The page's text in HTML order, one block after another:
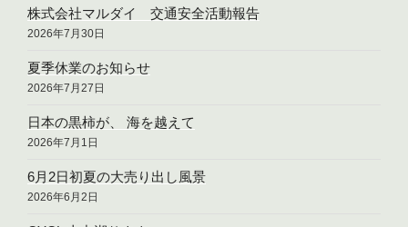
株式会社マルダイ 交通安全活動報告
2026年7月30日
夏季休業のお知らせ
2026年7月27日
日本の黒柿が、 海を越えて
2026年7月1日
6月2日初夏の大売り出し風景
2026年6月2日